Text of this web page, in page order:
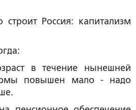
строит Россия: капитализм
в течение нынешней
повышен мало - надо